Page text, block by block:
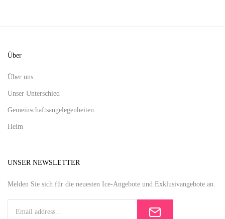
Über
Über uns
Unser Unterschied
Gemeinschaftsangelegenheiten
Heim
UNSER NEWSLETTER
Melden Sie sich für die neuesten Ice-Angebote und Exklusivangebote an.